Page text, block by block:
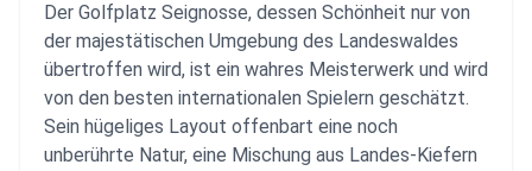
Der Golfplatz Seignosse, dessen Schönheit nur von
der majestätischen Umgebung des Landeswaldes
übertroffen wird, ist ein wahres Meisterwerk und wird
von den besten internationalen Spielern geschätzt.
Sein hügeliges Layout offenbart eine noch
unberührte Natur, eine Mischung aus Landes-Kiefern